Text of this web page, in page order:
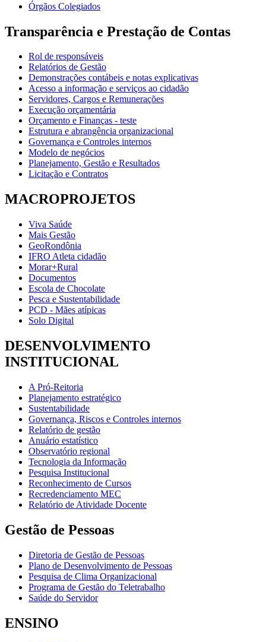
Órgãos Colegiados
Transparência e Prestação de Contas
Rol de responsáveis
Relatórios de Gestão
Demonstrações contábeis e notas explicativas
Acesso a informação e serviços ao cidadão
Servidores, Cargos e Remunerações
Execução orçamentária
Orçamento e Finanças - teste
Estrutura e abrangência organizacional
Governança e Controles internos
Modelo de negócios
Planejamento, Gestão e Resultados
Licitação e Contratos
MACROPROJETOS
Viva Saúde
Mais Gestão
GeoRondônia
IFRO Atleta cidadão
Morar+Rural
Documentos
Escola de Chocolate
Pesca e Sustentabilidade
PCD - Mães atípicas
Solo Digital
DESENVOLVIMENTO
INSTITUCIONAL
A Pró-Reitoria
Planejamento estratégico
Sustentabilidade
Governança, Riscos e Controles internos
Relatório de gestão
Anuário estatístico
Observatório regional
Tecnologia da Informação
Pesquisa Institucional
Reconhecimento de Cursos
Recredenciamento MEC
Relatório de Atividade Docente
Gestão de Pessoas
Diretoria de Gestão de Pessoas
Plano de Desenvolvimento de Pessoas
Pesquisa de Clima Organizacional
Programa de Gestão do Teletrabalho
Saúde do Servidor
ENSINO